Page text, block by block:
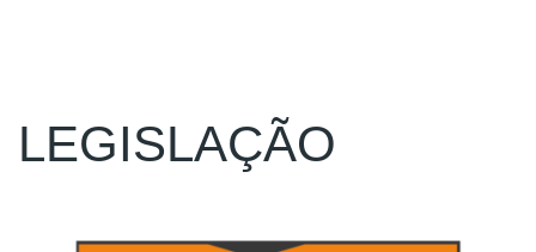
LEGISLAÇÃO